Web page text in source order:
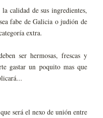
calidad de sus ingredientes,
fabe de Galicia o judión de
extra.
ser hermosas, frescas y
gastar un poquito mas que
será el nexo de unión entre